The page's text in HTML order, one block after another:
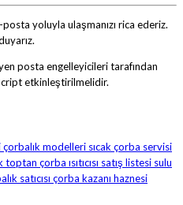
yoluyla ulaşmanızı rica ederiz.
posta engelleyicileri tarafından
etkinleştirilmelidir.